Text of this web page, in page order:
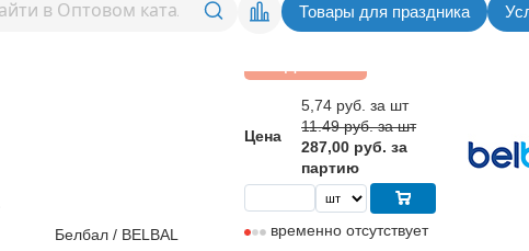
Товары для праздника
Белбал / BELBAL
Цена
5,74 руб. за шт
11.49 руб. за шт
287,00 руб. за
партию
временно отсутствует